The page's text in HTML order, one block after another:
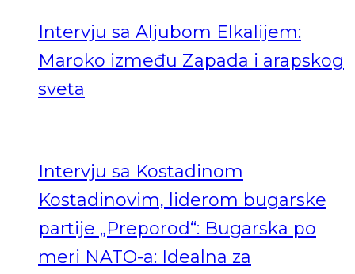
Intervju sa Aljubom Elkalijem:
Maroko između Zapada i arapskog
sveta
Intervju sa Kostadinom
Kostadinovim, liderom bugarske
partije „Preporod“: Bugarska po
meri NATO-a: Idealna za